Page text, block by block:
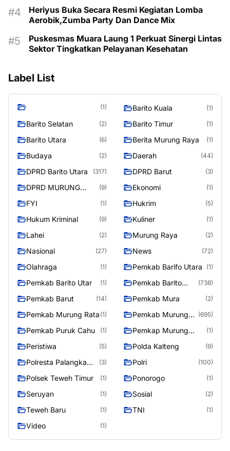
Heriyus Buka Secara Resmi Kegiatan Lomba
Aerobik,Zumba Party Dan Dance Mix
Puskesmas Muara Laung 1 Perkuat Sinergi Lintas
Sektor Tingkatkan Pelayanan Kesehatan
Label List
(1) Barito Kuala (1)
Barito Selatan (2) Barito Timur (1)
Barito Utara (6) Berita Murung Raya (1)
Budaya (2) Daerah (44)
DPRD Barito Utara (317) DPRD Barut (3)
DPRD MURUNG
(9) Ekonomi (1)
FYI (1) Hukrim (5)
Hukum Kriminal (9) Kuliner (1)
Lahei (2) Murung Raya (2)
Nasional (27) News (72)
Olahraga (1) Pemkab Barifo Utara (1)
Pemkab Barito Utar (1)
Pemkab Barito
(738)
Pemkab Barut (14) Pemkab Mura (2)
Pemkab Murung Rata (1)
Pemkab Murung
(695)
Pemkab Puruk Cahu (1)
Pemkap Murung
(1)
Peristiwa (5) Polda Kalteng (9)
Polresta Palangka
(3) Polri (100)
Polsek Teweh Timur (1) Ponorogo (1)
Seruyan (1) Sosial (2)
Teweh Baru (1) TNI (1)
Video (1)